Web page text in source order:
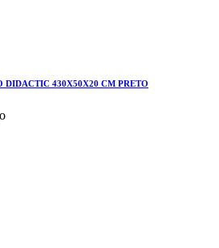
DIDACTIC 430X50X20 CM PRETO